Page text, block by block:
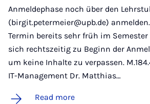
Anmeldephase noch über den
(birgit.petermeier@upb.de)
Termin bereits sehr früh im
sich rechtszeitig zu Beginn der
um keine Inhalte zu verpassen.
IT-Management Dr. Matthias…
Read more